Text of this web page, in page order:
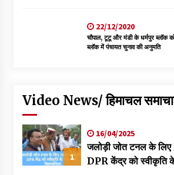
22/12/2020
चौपाल, टूटू और मंडी के धर्मपुर ब्लॉक
ब्लॉक में पंचायत चुनाव की अनुमति
Video News/ हिमाचल
1
16/04/2025
जलोड़ी जोत टनल के
DPR केंद्र को स्वीकृति